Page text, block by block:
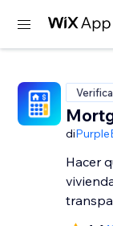
di
Hacer